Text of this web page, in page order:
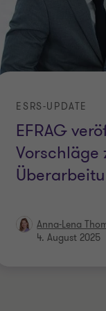
EFRAG
Vorschläge
ESRS-UPDATE
Anna-Lena
4. August 2025